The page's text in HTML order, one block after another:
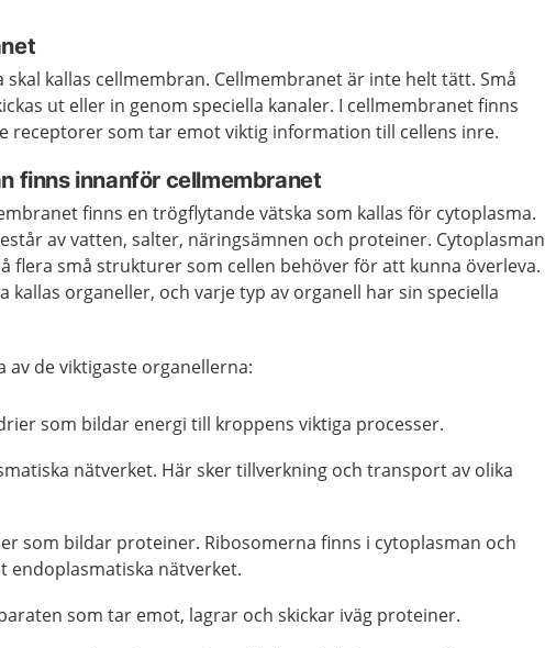
skal kallas cellmembran. Cellmembranet är inte helt tätt. Små
ut eller in genom speciella kanaler. I cellmembranet finns
receptorer som tar emot viktig information till cellens inre.
finns innanför cellmembranet
finns en trögflytande vätska som kallas för cytoplasma.
av vatten, salter, näringsämnen och proteiner. Cytoplasman
flera små strukturer som cellen behöver för att kunna överleva.
kallas organeller, och varje typ av organell har sin speciella
av de viktigaste organellerna:
som bildar energi till kroppens viktiga processer.
nätverket. Här sker tillverkning och transport av olika
som bildar proteiner. Ribosomerna finns i cytoplasman och
endoplasmatiska nätverket.
som tar emot, lagrar och skickar iväg proteiner.